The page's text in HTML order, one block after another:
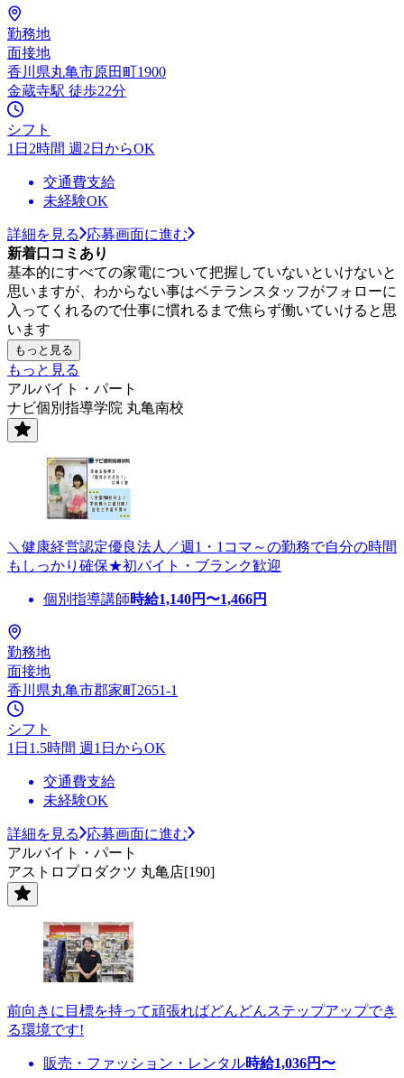
勤務地
面接地
香川県丸亀市原田町1900
金蔵寺駅 徒歩22分
シフト
1日2時間 週2日からOK
交通費支給
未経験OK
詳細を見る
応募画面に進む
新着口コミあり
基本的にすべての家電について把握していないといけないと
思いますが、わからない事はベテランスタッフがフォローに
入ってくれるので仕事に慣れるまで焦らず働いていけると思
います
もっと見る
もっと見る
アルバイト・パート
ナビ個別指導学院 丸亀南校
＼健康経営認定優良法人／週1・1コマ～の勤務で自分の時間
もしっかり確保★初バイト・ブランク歓迎
個別指導講師時給1,140円〜1,466円
勤務地
面接地
香川県丸亀市郡家町2651-1
シフト
1日1.5時間 週1日からOK
交通費支給
未経験OK
詳細を見る
応募画面に進む
アルバイト・パート
アストロプロダクツ 丸亀店[190]
前向きに目標を持って頑張ればどんどんステップアップでき
る環境です!
販売・ファッション・レンタル時給1,036円〜